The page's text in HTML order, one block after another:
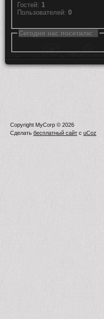
Гостей: 1
Пользователей: 0
Сегодня нас посетили:
Copyright MyCorp © 2026
Сделать бесплатный сайт с uCoz